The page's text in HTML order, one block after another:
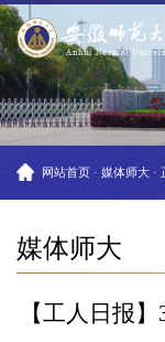
网站首页 · 媒体师大 ·
媒体师大
【工人日报